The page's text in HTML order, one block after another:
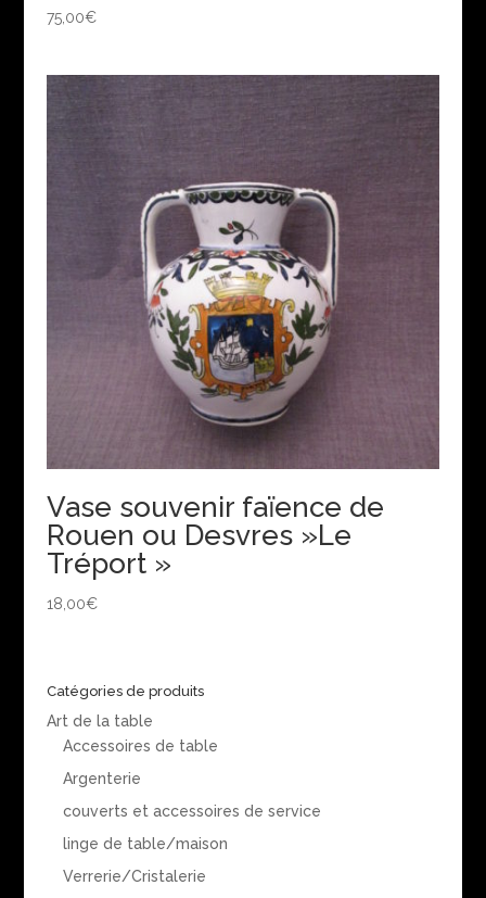
75,00€
Vase souvenir faïence de
Rouen ou Desvres »Le
Tréport »
18,00€
Catégories de produits
Art de la table
Accessoires de table
Argenterie
couverts et accessoires de service
linge de table/maison
Verrerie/Cristalerie